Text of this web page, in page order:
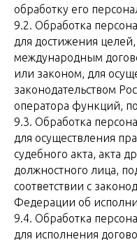
обработку его
9.2. Обработка
для достижения
международным
или законом, для
законодательством
оператора функций,
9.3. Обработка
для осуществления
судебного акта, акта
должностного лица,
соответствии с
Федерации об
9.4. Обработка
для исполнения